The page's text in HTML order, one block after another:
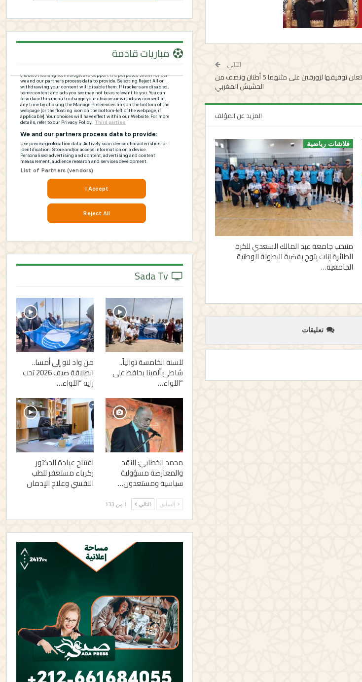
التالي
السلطات الإسبانية تعلن توقيفها لزورقين على مثنهما 5 أطنان ونصف من
الحشيش المغربي
المزيد عن المؤلف
فلاشات رياضية
منتخب جامعة عبد المالك السعدي للكرة
الطائرة إناث يتوج بفضية البطولة الوطنية
الجامعية…
تعليقات
مباريات قادمة
للسنة الخامسة توالياً..
شاطئ ألمينا يحافظ على
“اللواء…
من واد لاو إلى أمسا..
انطلاقة صيف 2026 تحت
راية “اللواء…
محمد الخطابي: النقد
والمعارضة مسؤولية
سياسية ومستعدون…
افتتاح عيادة الدكتور
زكرياء مستغفر للطب
النفسي وعلاج الإدمان
السابق التالي 1 من 133